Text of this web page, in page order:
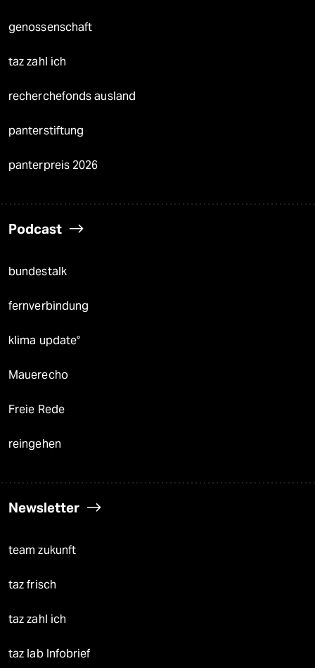
genossenschaft
taz zahl ich
recherchefonds ausland
panterstiftung
panterpreis 2026
Podcast
bundestalk
fernverbindung
klima update°
Mauerecho
Freie Rede
reingehen
Newsletter
team zukunft
taz frisch
taz zahl ich
taz lab Infobrief